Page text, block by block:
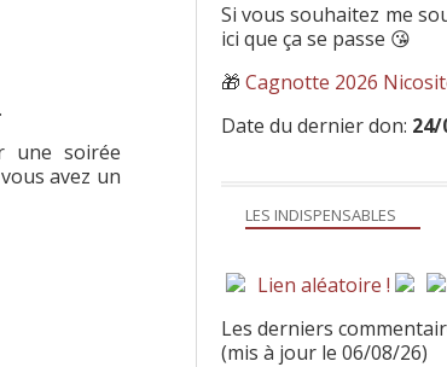
une soirée
avez un
LES INDISPENSABLES
Lien aléatoire !
Les derniers
(mis à jour le 06/08/26)
Si vous souhaitez me
ici que ça se passe 😘
🎁 Cagnotte 2026
Date du dernier don: 24/